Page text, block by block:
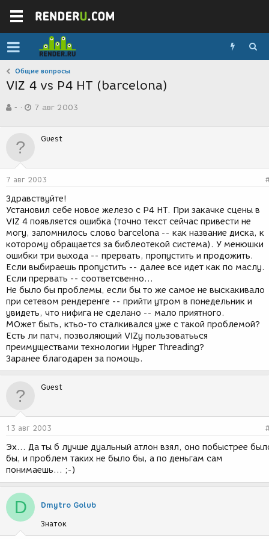
Общие вопросы
VIZ 4 vs P4 HT (barcelona)
в
р
-
а
д
н
и
я
7 авг 2003
Guest
7 авг 2003
Здравствуйте!
Установил себе новое железо с P4 HT. При закачке сцены в
VIZ 4 появляется ошибка (точно текст сейчас привести не
могу, запомнилось слово barcelona -- как название диска, к
которому обращается за библеотекой система). У менюшки
ошибки три выхода -- прервать, пропустить и продожить.
Если выбираешь пропустить -- далее все идет как по маслу.
Если прервать -- соответсвенно...
Не было бы проблемы, если бы то же самое не выскакивало
при сетевом рендеренге -- прийти утром в понедельник и
увидеть, что нифига не сделано -- мало приятного.
МОжет быть, ктьо-то сталкивался уже с такой проблемой?
Есть ли патч, позволяющий VIZу пользоватьься
преимуществами технологии Hyper Threading?
Заранее благодарен за помощь.
Guest
13 авг 2003
Эх... Да ты б лучше дуальный атлон взял, оно побыстрее
бы, и проблем таких не было бы, а по деньгам сам
понимаешь... ;-)
D Dmytro Golub
Знаток